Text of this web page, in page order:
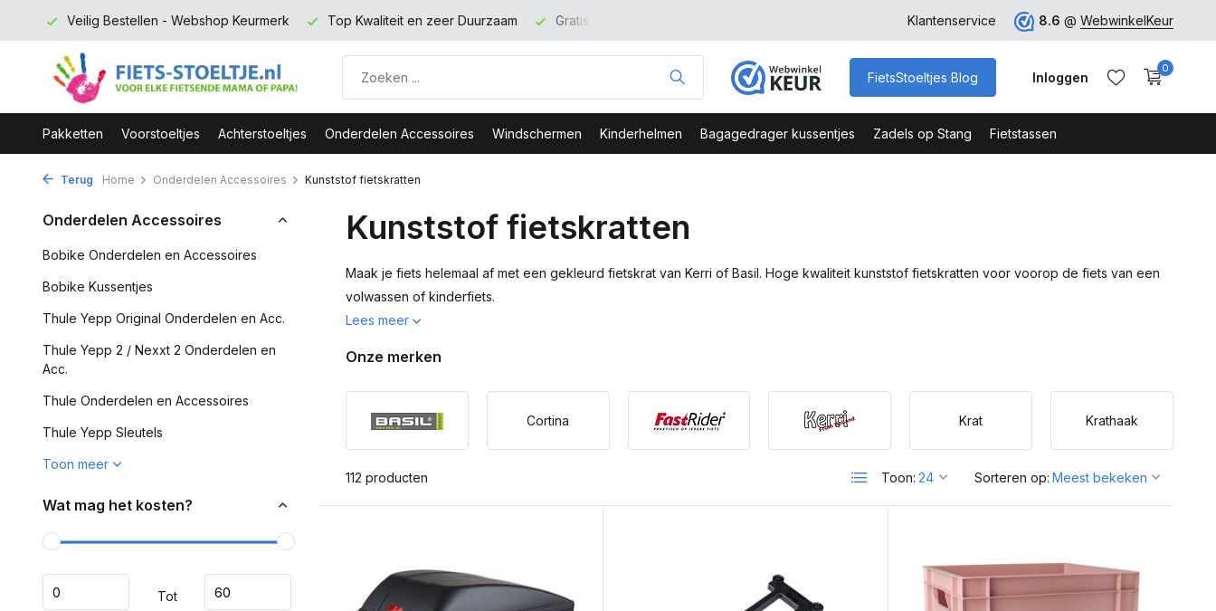
Top Kwaliteit en zeer Duurzaam Gratis verzending binnen NL vanaf 100 euro Klantenservice 8.6 @ WebwinkelKeur
FietsStoeltjes Blog Inloggen
0
Pakketten Voorstoeltjes Achterstoeltjes Onderdelen Accessoires Windschermen Kinderhelmen Bagagedrager kussentjes Zadels op Stang Fietstassen
Terug Home Onderdelen Accessoires Kunststof fietskratten
Onderdelen Accessoires
Bobike Onderdelen en Accessoires
Bobike Kussentjes
Thule Yepp Original Onderdelen en Acc.
Thule Yepp 2 / Nexxt 2 Onderdelen en
Acc.
Thule Onderdelen en Accessoires
Thule Yepp Sleutels
Toon meer
Wat mag het kosten?
Tot
Kunststof fietskratten
Maak je fiets helemaal af met een gekleurd fietskrat van Kerri of Basil. Hoge kwaliteit kunststof fietskratten voor voorop de fiets van een
volwassen of kinderfiets.
Lees meer
Onze merken
Cortina Krat Krathaak
112 producten Toon: Sorteren op: